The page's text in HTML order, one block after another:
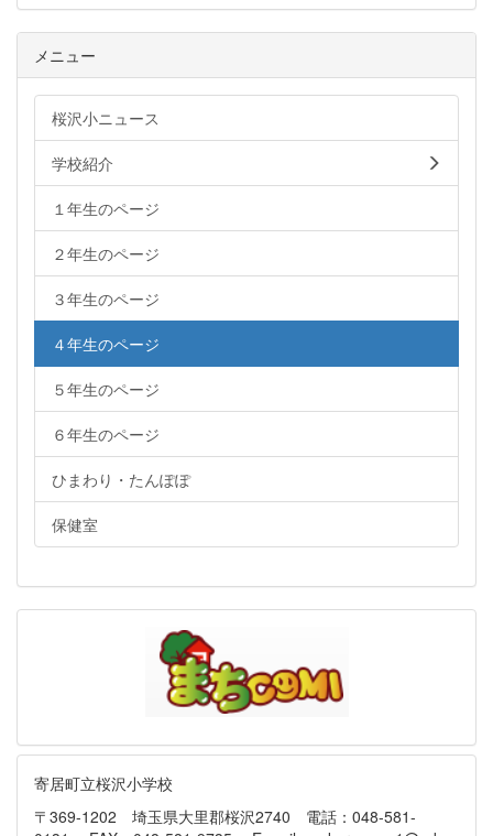
メニュー
桜沢小ニュース
学校紹介
１年生のページ
２年生のページ
３年生のページ
４年生のページ
５年生のページ
６年生のページ
ひまわり・たんぽぽ
保健室
寄居町立桜沢小学校
〒369-1202 埼玉県大里郡桜沢2740 電話：048-581-